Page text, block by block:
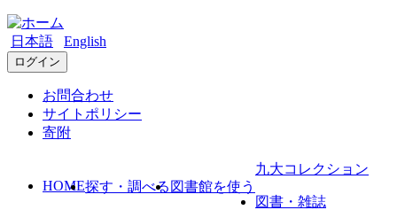
日本語 English
ログイン
お問合わせ
サイトポリシー
寄附
HOME探す・調べる 図書館を使う
九大コレクション
図書・雑誌